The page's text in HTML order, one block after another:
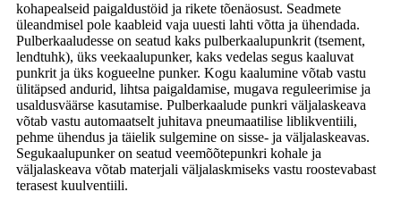
kohapealseid paigaldustöid ja rikete tõenäosust. Seadmete
üleandmisel pole kaableid vaja uuesti lahti võtta ja ühendada.
Pulberkaaludesse on seatud kaks pulberkaalupunkrit (tsement,
lendtuhk), üks veekaalupunker, kaks vedelas segus kaaluvat
punkrit ja üks kogueelne punker. Kogu kaalumine võtab vastu
ülitäpsed andurid, lihtsa paigaldamise, mugava reguleerimise ja
usaldusväärse kasutamise. Pulberkaalude punkri väljalaskeava
võtab vastu automaatselt juhitava pneumaatilise liblikventiili,
pehme ühendus ja täielik sulgemine on sisse- ja väljalaskeavas.
Segukaalupunker on seatud veemõõtepunkri kohale ja
väljalaskeava võtab materjali väljalaskmiseks vastu roostevabast
terasest kuulventiili.